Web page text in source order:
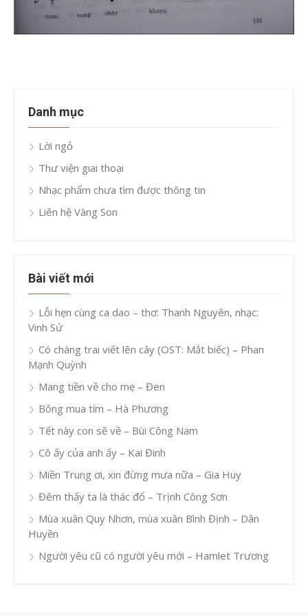
Danh mục
Lời ngỏ
Thư viện giai thoại
Nhạc phẩm chưa tìm được thông tin
Liên hệ Vàng Son
Bài viết mới
Lỗi hẹn cùng ca dao – thơ: Thanh Nguyên, nhạc:
Vinh Sử
Có chàng trai viết lên cây (OST: Mắt biếc) – Phan
Mạnh Quỳnh
Mang tiền về cho mẹ – Đen
Bông mua tím – Hà Phương
Tết này con sẽ về – Bùi Công Nam
Cô ấy của anh ấy – Kai Đinh
Miền Trung ơi, xin đừng mưa nữa – Gia Huy
Đêm thấy ta là thác đổ – Trịnh Công Sơn
Mùa xuân Quy Nhơn, mùa xuân Bình Định – Dân
Huyền
Người yêu cũ có người yêu mới – Hamlet Trương